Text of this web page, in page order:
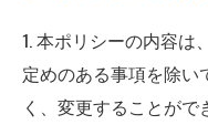
1. 本ポリシーの内容は
定めのある事項を除い
く、変更することがで